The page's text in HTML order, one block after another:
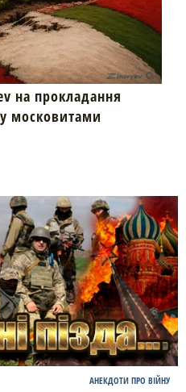
на прокладання
московитами
АНЕКДОТИ ПРО ВІЙНУ